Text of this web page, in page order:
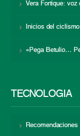
Vera Fortique: voz
Inicios del
«Pega Betulio…
TECNOLOGÍA